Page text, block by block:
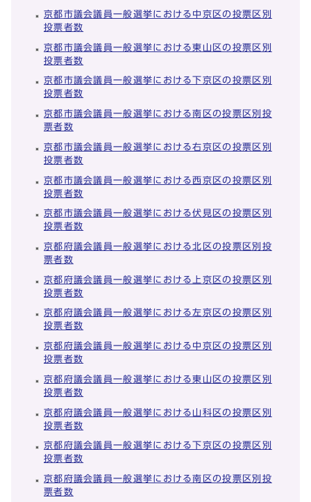
京都市議会議員一般選挙における中京区の投票区別
投票者数
京都市議会議員一般選挙における東山区の投票区別
投票者数
京都市議会議員一般選挙における下京区の投票区別
投票者数
京都市議会議員一般選挙における南区の投票区別投
票者数
京都市議会議員一般選挙における右京区の投票区別
投票者数
京都市議会議員一般選挙における西京区の投票区別
投票者数
京都市議会議員一般選挙における伏見区の投票区別
投票者数
京都府議会議員一般選挙における北区の投票区別投
票者数
京都府議会議員一般選挙における上京区の投票区別
投票者数
京都府議会議員一般選挙における左京区の投票区別
投票者数
京都府議会議員一般選挙における中京区の投票区別
投票者数
京都府議会議員一般選挙における東山区の投票区別
投票者数
京都府議会議員一般選挙における山科区の投票区別
投票者数
京都府議会議員一般選挙における下京区の投票区別
投票者数
京都府議会議員一般選挙における南区の投票区別投
票者数